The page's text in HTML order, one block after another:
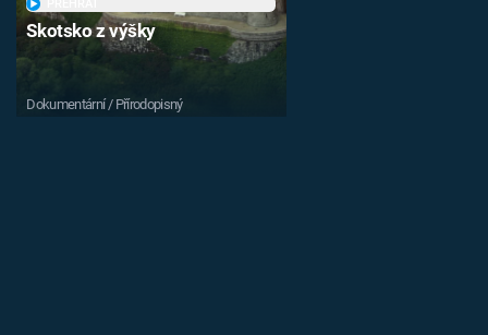
Skotsko z výšky
Dokumentární / Přírodopisný